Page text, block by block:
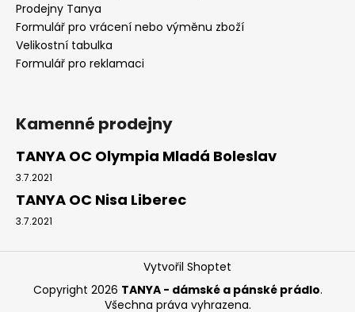
Prodejny Tanya
Formulář pro vrácení nebo výměnu zboží
Velikostní tabulka
Formulář pro reklamaci
Kamenné prodejny
TANYA OC Olympia Mladá Boleslav
3.7.2021
TANYA OC Nisa Liberec
3.7.2021
Vytvořil Shoptet
Copyright 2026 TANYA - dámské a pánské prádlo.
Všechna práva vyhrazena.